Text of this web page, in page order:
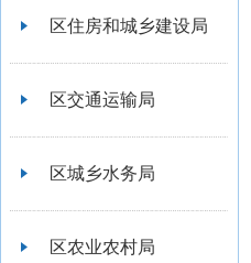
区住房和城乡建设局
区交通运输局
区城乡水务局
区农业农村局